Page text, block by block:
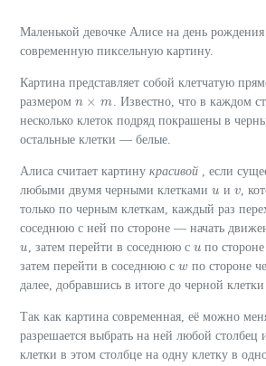
Маленькой девочке Алисе на день
современную пиксельную картину.
Картина представляет собой клетчатую
размером n × m
n×m
. Известно, что в каждом
несколько клеток подряд покрашены в
остальные клетки — белые.
Алиса считает картину красивой , если
любыми двумя черными клетками u
u и v
v,
только по черным клеткам, каждый раз
соседнюю с ней по стороне — начать
u
u , затем перейти в соседнюю с u
u по
затем перейти в соседнюю с w
w по стороне
далее, добравшись в итоге до черной клетки
Так как картина современная, её можно
разрешается выбрать на ней любой столбец
клетки в этом столбце на одну клетку в